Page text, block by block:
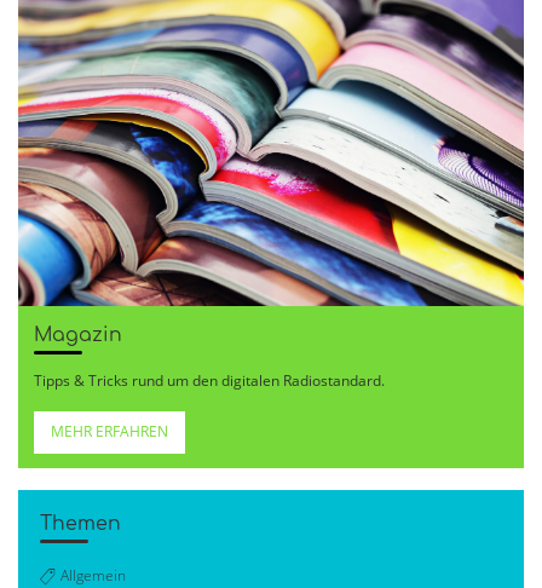
Magazin
Tipps & Tricks rund um den digitalen Radiostandard.
MEHR ERFAHREN
Themen
Allgemein